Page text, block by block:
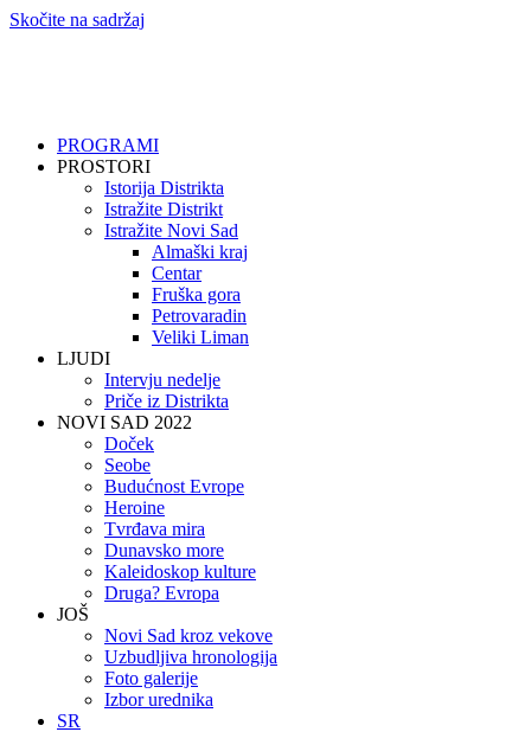
Skočite na sadržaj
PROGRAMI
PROSTORI
Istorija Distrikta
Istražite Distrikt
Istražite Novi Sad
Almaški kraj
Centar
Fruška gora
Petrovaradin
Veliki Liman
LJUDI
Intervju nedelje
Priče iz Distrikta
NOVI SAD 2022
Doček
Seobe
Budućnost Evrope
Heroine
Tvrđava mira
Dunavsko more
Kaleidoskop kulture
Druga? Evropa
JOŠ
Novi Sad kroz vekove
Uzbudljiva hronologija
Foto galerije
Izbor urednika
SR